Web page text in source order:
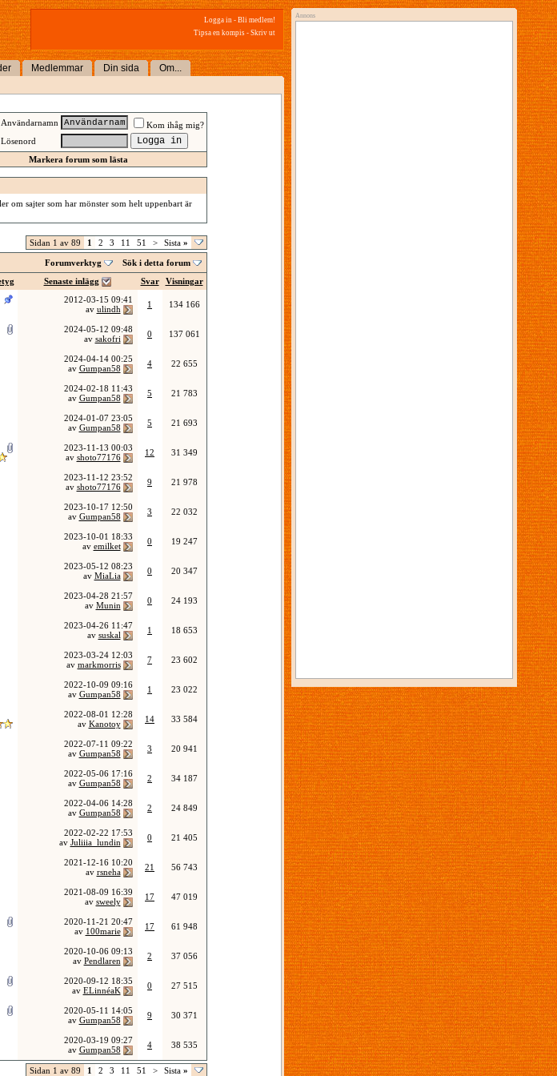
Logga in - Bli medlem!
Tipsa en kompis - Skriv ut
Medlemmar Din sida Om...
Användarnamn
Kom ihåg mig?
Lösenord
Markera forum som lästa
om sajter som har mönster som helt uppenbart är
Sidan 1 av 89 1 2 3 11 51 > Sista »
Forumverktyg
Sök i detta forum
Senaste inlägg Svar
Visningar
2012-03-15 09:41
av ulindh 1 134 166
2024-05-12 09:48
av sakofri 0 137 061
2024-04-14 00:25
av Gumpan58 4 22 655
2024-02-18 11:43
av Gumpan58 5 21 783
2024-01-07 23:05
av Gumpan58 5 21 693
2023-11-13 00:03
av shoto77176 12 31 349
2023-11-12 23:52
av shoto77176 9 21 978
2023-10-17 12:50
av Gumpan58 3 22 032
2023-10-01 18:33
av emilket 0 19 247
2023-05-12 08:23
av MiaLia 0 20 347
2023-04-28 21:57
av Munin 0 24 193
2023-04-26 11:47
av suskal 1 18 653
2023-03-24 12:03
av markmorris 7 23 602
2022-10-09 09:16
av Gumpan58 1 23 022
2022-08-01 12:28
av Kanotoy 14 33 584
2022-07-11 09:22
av Gumpan58 3 20 941
2022-05-06 17:16
av Gumpan58 2 34 187
2022-04-06 14:28
av Gumpan58 2 24 849
2022-02-22 17:53
av Juliiia_lundin 0 21 405
2021-12-16 10:20
av rsneha 21 56 743
2021-08-09 16:39
av sweely 17 47 019
2020-11-21 20:47
av 100marie 17 61 948
2020-10-06 09:13
av Pendlaren 2 37 056
2020-09-12 18:35
av ELinnéaK 0 27 515
2020-05-11 14:05
av Gumpan58 9 30 371
2020-03-19 09:27
av Gumpan58 4 38 535
Sidan 1 av 89 1 2 3 11 51 > Sista »
Annons